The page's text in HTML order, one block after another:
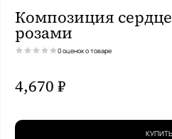
Композиция
розами
0 оценок о товаре
4,670 ₽
КУПИТЬ